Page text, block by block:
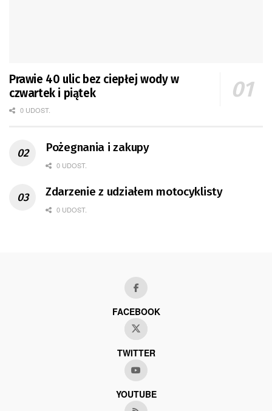
Prawie 40 ulic bez ciepłej wody w
czwartek i piątek
0 UDOST.
Pożegnania i zakupy
0 UDOST.
Zdarzenie z udziałem motocyklisty
0 UDOST.
FACEBOOK
TWITTER
YOUTUBE